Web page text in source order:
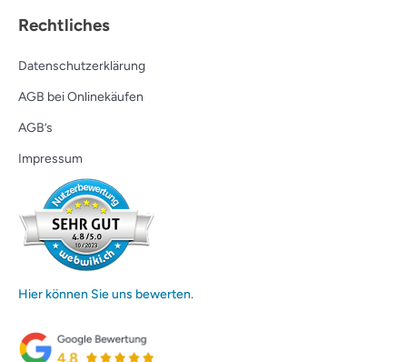
Rechtliches
Datenschutzerklärung
AGB bei Onlinekäufen
AGB’s
Impressum
Hier können Sie uns bewerten.